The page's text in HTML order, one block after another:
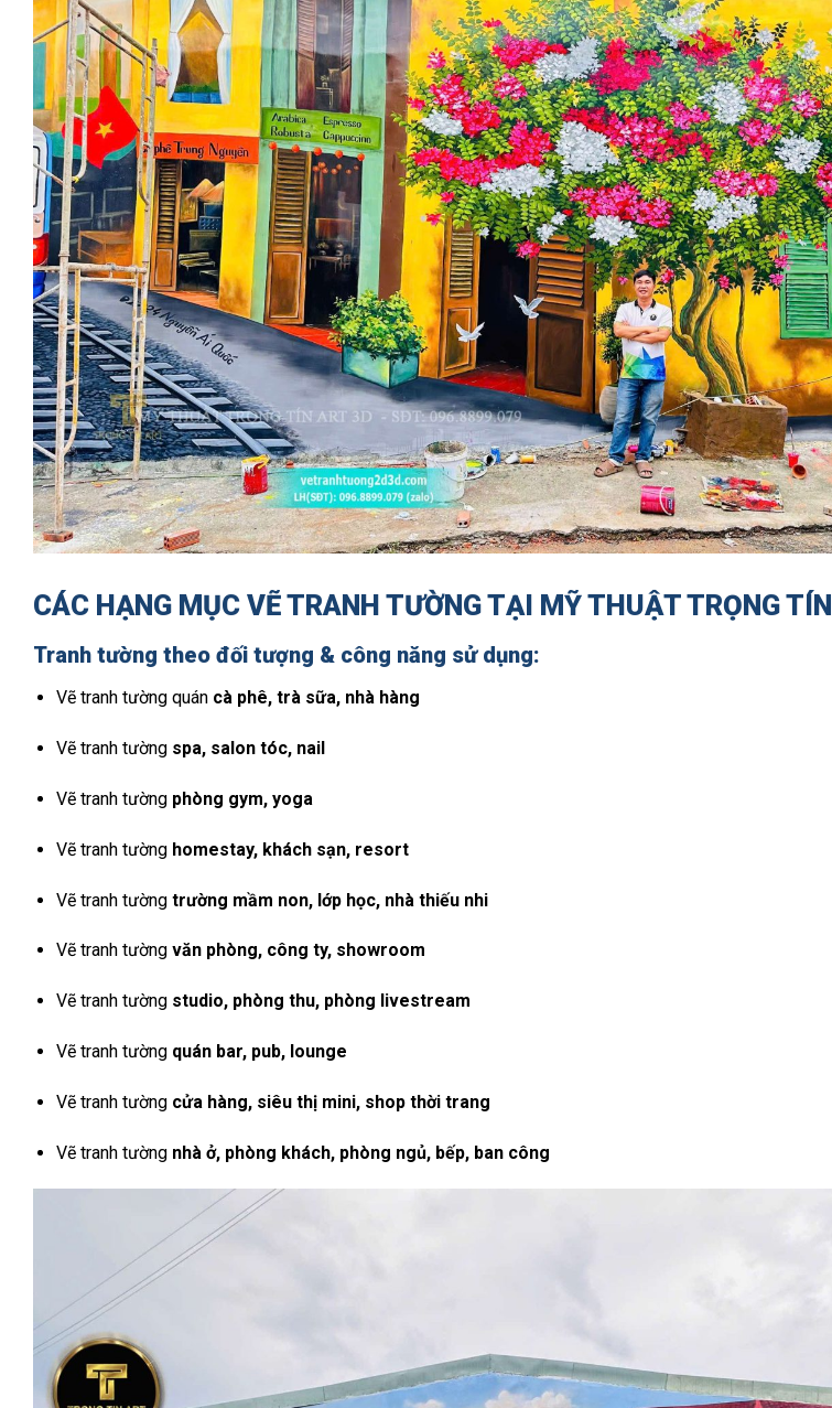
CÁC HẠNG MỤC VẼ TRANH TƯỜNG TẠI MỸ THUẬT TRỌNG TÍN
Tranh tường theo đối tượng & công năng sử dụng:
Vẽ tranh tường quán cà phê, trà sữa, nhà hàng
Vẽ tranh tường spa, salon tóc, nail
Vẽ tranh tường phòng gym, yoga
Vẽ tranh tường homestay, khách sạn, resort
Vẽ tranh tường trường mầm non, lớp học, nhà thiếu nhi
Vẽ tranh tường văn phòng, công ty, showroom
Vẽ tranh tường studio, phòng thu, phòng livestream
Vẽ tranh tường quán bar, pub, lounge
Vẽ tranh tường cửa hàng, siêu thị mini, shop thời trang
Vẽ tranh tường nhà ở, phòng khách, phòng ngủ, bếp, ban công